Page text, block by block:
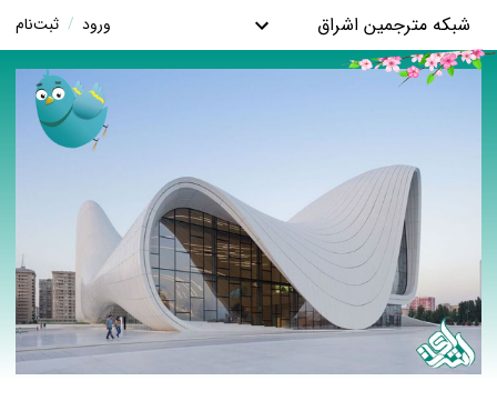
شبکه مترجمین اشراق ورود / ثبت‌نام